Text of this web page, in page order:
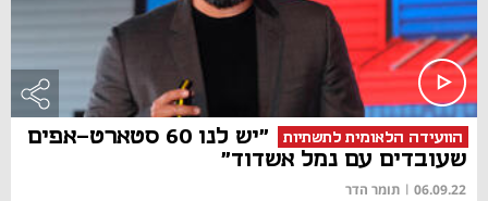
הוועידה הלאומית לתשתיות
"יש לנו 60 סטארט-אפים
שעובדים עם נמל אשדוד"
06.09.22
| תומר הדר